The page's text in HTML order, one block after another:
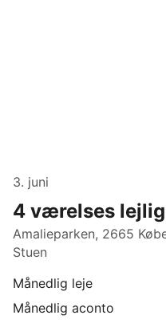
3. juni
4 værelses
Amalieparken, 2665
Stuen
Månedlig leje
Månedlig aconto